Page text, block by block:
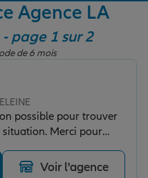
Agence LA
- page 1 sur 2
de 6 mois
possible pour trouver
Merci pour
Voir l'agence